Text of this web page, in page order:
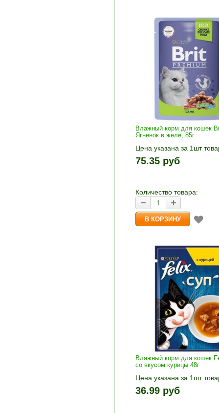
Влажный корм для кошек
Ягненок в желе, 85г
Цена указана за 1шт
1шт прибавляется
и «-». Выберите нужное
75.35 руб
Количество товара:
Влажный корм для кошек
со вкусом курицы 48г
Цена указана за 1шт
1шт прибавляется
и «-». Выберите нужное
36.99 руб